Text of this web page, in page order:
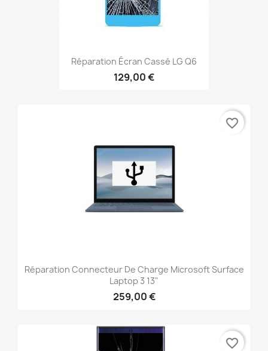
Réparation Écran Cassé LG Q6
129,00 €
Réparation Connecteur De Charge Microsoft Surface
Laptop 3 13"
259,00 €
favorite_border
favorite_border